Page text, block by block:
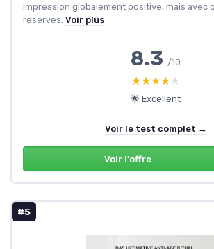
impression globalement positive, mais avec
réserves. Voir plus
8.3 /10
★★★★★
★★★★★
🌟 Excellent
Voir le test complet →
Voir l'offre
#5